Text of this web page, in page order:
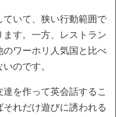
いて、狭い行動範囲で
す。一方、レストラン
ワーホリ人気国と比べ
のです。
を作って英会話するこ
れだけ遊びに誘われる